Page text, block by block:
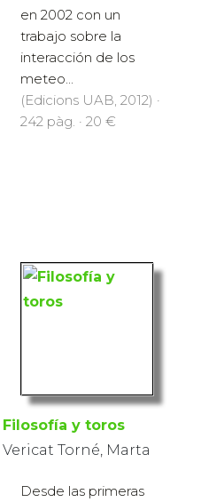
en 2002 con un
trabajo sobre la
interacción de los
meteo...
(Edicions UAB, 2012) ·
242 pàg. · 20 €
Filosofía y toros
Vericat Torné, Marta
Desde las primeras